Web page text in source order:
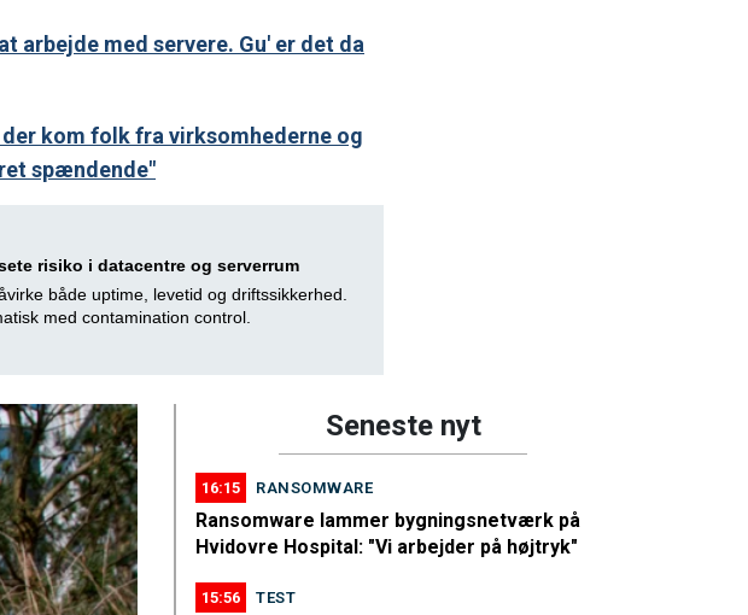
arbejde med servere. Gu' er det da
kom folk fra virksomhederne og
spændende"
risiko i datacentre og serverrum
både uptime, levetid og driftssikkerhed.
med contamination control.
Seneste nyt
16:15 RANSOMWARE
Ransomware lammer bygningsnetværk på
Hvidovre Hospital: "Vi arbejder på højtryk"
15:56 TEST